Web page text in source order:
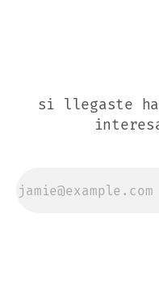
si llegaste